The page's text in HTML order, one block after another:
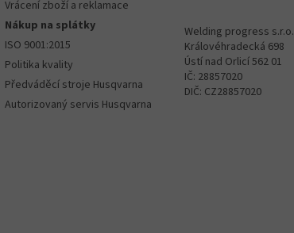
Vrácení zboží a reklamace
Nákup na splátky
ISO 9001:2015
Politika kvality
Předváděcí stroje Husqvarna
Autorizovaný servis Husqvarna
Welding progress s.r.o.
Královéhradecká 698
Ústí nad Orlicí 562 01
IČ: 28857020
DIČ: CZ28857020